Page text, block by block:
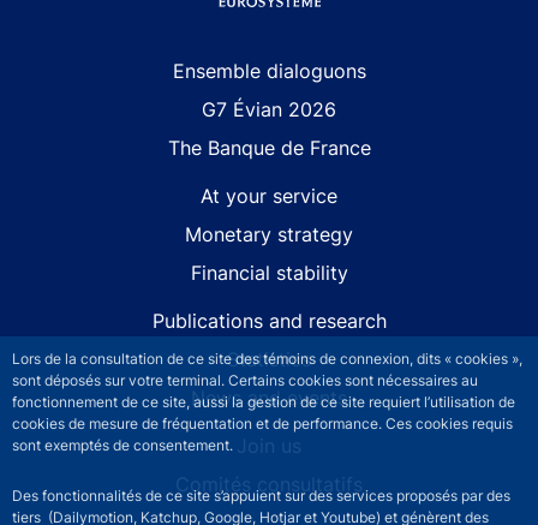
Lors de la consultation de ce site des témoins de connexion, dits « cookies »,
sont déposés sur votre terminal. Certains cookies sont nécessaires au
fonctionnement de ce site, aussi la gestion de ce site requiert l’utilisation de
cookies de mesure de fréquentation et de performance. Ces cookies requis
sont exemptés de consentement.
Des fonctionnalités de ce site s’appuient sur des services proposés par des
tiers (Dailymotion, Katchup, Google, Hotjar et Youtube) et génèrent des
Ensemble dialoguons
G7 Évian 2026
The Banque de France
At your service
Monetary strategy
Financial stability
Publications and research
Statistics
News and events
Join us
Comités consultatifs